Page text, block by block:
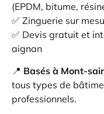
(EPDM, bitume,
✅ Zinguerie sur
✅ Devis gratuit et
aignan
📍 Basés à Mont-
tous types de
professionnels.